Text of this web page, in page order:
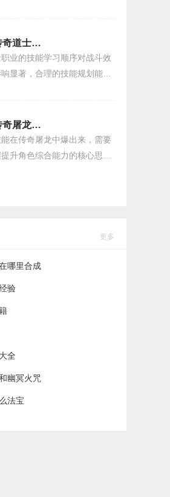
何改动前要确保拥有服务器的
制权这
传奇道士技能顺序
业的技能学习顺序对战斗效
显著，合理的技能规划能够
初级、中级和高级三个阶段。
段主要
传奇屠龙怎么爆出来技能
在传奇屠龙中爆出来，需要
升角色综合能力的核心思
更多
哪里合成
验
全
幽冥火咒
法宝